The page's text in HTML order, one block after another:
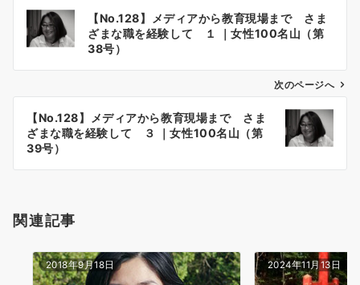
ン
【No.128】メディアから教育現場まで さま
ざまな職を経験して １ ｜女性100名山（第
38号）
次のページへ
【No.128】メディアから教育現場まで さま
ざまな職を経験して ３ ｜女性100名山（第
39号）
関連記事
2018年9月18日 2024年11月13日